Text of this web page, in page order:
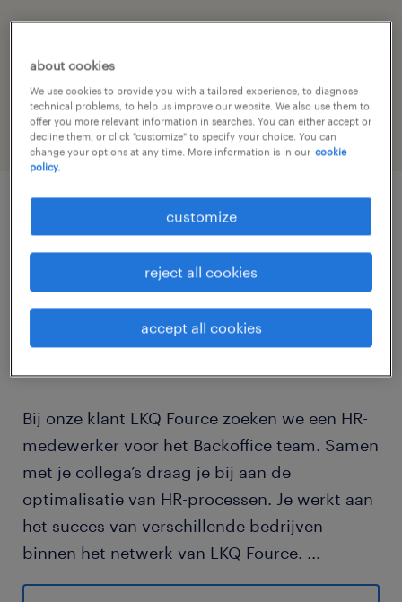
job category
other
job details
Wil je de wereld van HR en SAP
SuccessFactors verder ontdekken en uitrollen
binnen een grote organisatie? Lees dan snel
Bij onze klant LKQ Fource zoeken we een HR-
medewerker voor het Backoffice team. Samen
met je collega’s draag je bij aan de
optimalisatie van HR-processen. Je werkt aan
het succes van verschillende bedrijven
binnen het netwerk van LKQ Fource. ...
about cookies
We use cookies to provide you with a tailored experience, to diagnose
technical problems, to help us improve our website. We also use them to
offer you more relevant information in searches. You can either accept or
decline them, or click "customize" to specify your choice. You can
change your options at any time. More information is in our cookie
policy.
customize
reject all cookies
accept all cookies